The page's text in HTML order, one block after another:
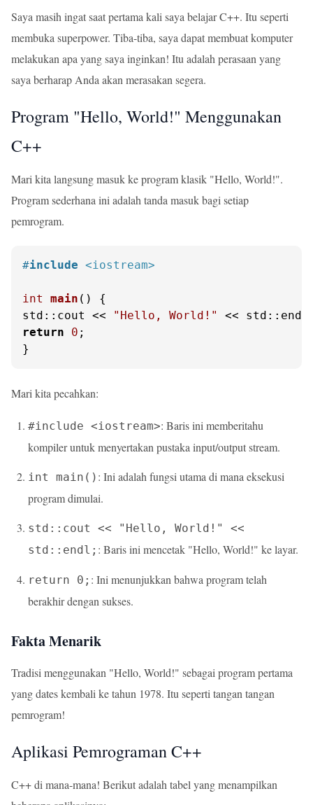
Saya masih ingat saat pertama kali saya belajar C++. Itu seperti
membuka superpower. Tiba-tiba, saya dapat membuat komputer
melakukan apa yang saya inginkan! Itu adalah perasaan yang
saya berharap Anda akan merasakan segera.
Program "Hello, World!" Menggunakan
C++
Mari kita langsung masuk ke program klasik "Hello, World!".
Program sederhana ini adalah tanda masuk bagi setiap
pemrogram.
#include <iostream>
int main ()
{
std::cout <<
"Hello, World!"
return
0 ;
}
Mari kita pecahkan:
#include <iostream>: Baris ini memberitahu
kompiler untuk menyertakan pustaka input/output stream.
int main() : Ini adalah fungsi utama di mana eksekusi
program dimulai.
std::cout << "Hello, World!" <<
std::endl; : Baris ini mencetak "Hello, World!" ke layar.
return 0; : Ini menunjukkan bahwa program telah
berakhir dengan sukses.
Fakta Menarik
Tradisi menggunakan "Hello, World!" sebagai program pertama
yang dates kembali ke tahun 1978. Itu seperti tangan tangan
pemrogram!
Aplikasi Pemrograman C++
C++ di mana-mana! Berikut adalah tabel yang menampilkan